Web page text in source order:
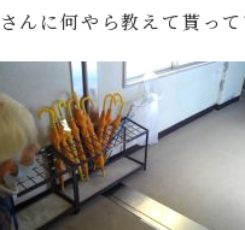
んに何やら教えて貰って